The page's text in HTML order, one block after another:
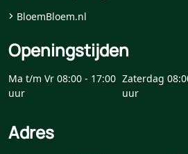
BloemBloem.nl
Openingstijden
Ma t/m Vr 08:00 - 17:00
uur
Zaterdag
uur
Adres